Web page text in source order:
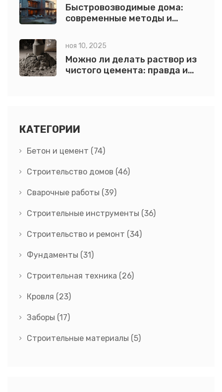
Быстровозводимые дома:
современные методы и
ноя 10, 2025
Можно ли делать раствор из
чистого цемента: правда и
КАТЕГОРИИ
Бетон и цемент (74)
Строительство домов (46)
Сварочные работы (39)
Строительные инструменты (36)
Строительство и ремонт (34)
Фундаменты (31)
Строительная техника (26)
Кровля (23)
Заборы (17)
Строительные материалы (5)